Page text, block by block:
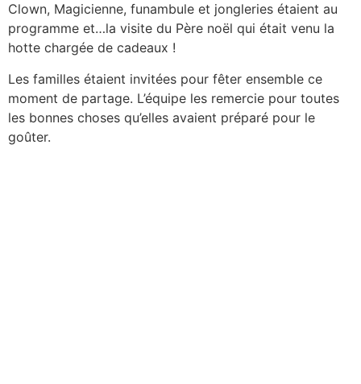
Clown, Magicienne, funambule et jongleries étaient au
programme et…la visite du Père noël qui était venu la
hotte chargée de cadeaux !
Les familles étaient invitées pour fêter ensemble ce
moment de partage. L’équipe les remercie pour toutes
les bonnes choses qu’elles avaient préparé pour le
goûter.